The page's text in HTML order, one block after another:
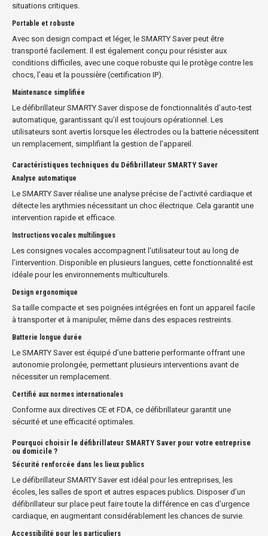
situations critiques.
Portable et robuste
Avec son design compact et léger, le SMARTY Saver peut être
transporté facilement. Il est également conçu pour résister aux
conditions difficiles, avec une coque robuste qui le protège contre les
chocs, l’eau et la poussière (certification IP).
Maintenance simplifiée
Le défibrillateur SMARTY Saver dispose de fonctionnalités d’auto-test
automatique, garantissant qu’il est toujours opérationnel. Les
utilisateurs sont avertis lorsque les électrodes ou la batterie nécessitent
un remplacement, simplifiant la gestion de l’appareil.
Caractéristiques techniques du Défibrillateur SMARTY Saver
Analyse automatique
Le SMARTY Saver réalise une analyse précise de l'activité cardiaque et
détecte les arythmies nécessitant un choc électrique. Cela garantit une
intervention rapide et efficace.
Instructions vocales multilingues
Les consignes vocales accompagnent l'utilisateur tout au long de
l’intervention. Disponible en plusieurs langues, cette fonctionnalité est
idéale pour les environnements multiculturels.
Design ergonomique
Sa taille compacte et ses poignées intégrées en font un appareil facile
à transporter et à manipuler, même dans des espaces restreints.
Batterie longue durée
Le SMARTY Saver est équipé d’une batterie performante offrant une
autonomie prolongée, permettant plusieurs interventions avant de
nécessiter un remplacement.
Certifié aux normes internationales
Conforme aux directives CE et FDA, ce défibrillateur garantit une
sécurité et une efficacité optimales.
Pourquoi choisir le défibrillateur SMARTY Saver pour votre entreprise
ou domicile ?
Sécurité renforcée dans les lieux publics
Le défibrillateur SMARTY Saver est idéal pour les entreprises, les
écoles, les salles de sport et autres espaces publics. Disposer d’un
défibrillateur sur place peut faire toute la différence en cas d’urgence
cardiaque, en augmentant considérablement les chances de survie.
Accessibilité pour les particuliers